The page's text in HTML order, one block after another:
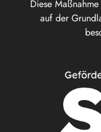
Diese
auf der